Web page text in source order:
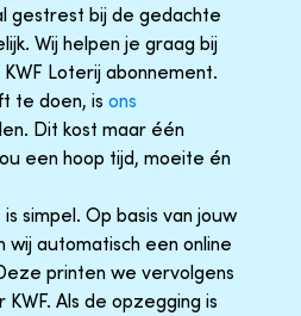
gestrest bij de gedachte
Wij helpen je graag bij
Loterij abonnement.
te doen, is ons
Dit kost maar één
een hoop tijd, moeite én
simpel. Op basis van jouw
automatisch een online
printen we vervolgens
Als de opzegging is